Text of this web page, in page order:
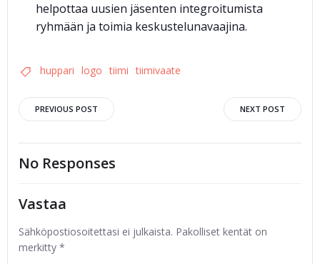
helpottaa uusien jäsenten integroitumista
ryhmään ja toimia keskustelunavaajina.
huppari logo tiimi tiimivaate
Post
navigation
PREVIOUS POST
navigation
NEXT POST
No Responses
Vastaa
Sähköpostiosoitettasi ei julkaista. Pakolliset kentät on
merkitty *